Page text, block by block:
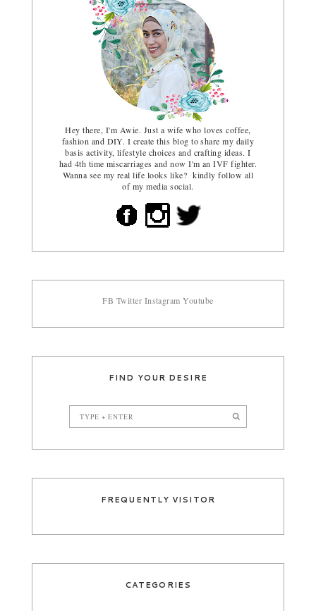
Hey there, I'm Awie. Just a wife who loves coffee,
fashion and DIY. I create this blog to share my daily
basis activity, lifestyle choices and crafting ideas. I
had 4th time miscarriages and now I'm an IVF fighter.
Wanna see my real life looks like? kindly follow all
of my media social.
FB Twitter Instagram Youtube
FIND YOUR DESIRE
FREQUENTLY VISITOR
CATEGORIES